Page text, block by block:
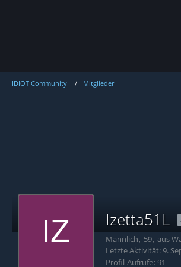
IDIOT Community Mitglieder
Izetta51L
Männlich 59 aus
Letzte Aktivität:9.
Profil-Aufrufe 91